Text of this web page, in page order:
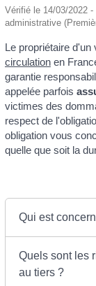
Vérifié le 14/03/2022
administrative
Le propriétaire
circulationen
garantie
appelée parfois
victimes des
respect de
obligation vous
quelle que soit la
Qui est
Quels sont les
au tiers ?